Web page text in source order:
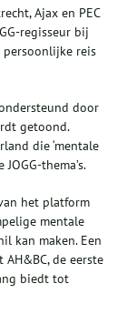
Ajax en PEC
regisseur bij
persoonlijke reis
door
getoond.
die ‘mentale
thema’s.
het platform
mentale
kan maken. Een
de eerste
biedt tot